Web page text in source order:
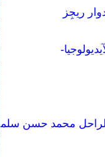
ريجِز
الراحل محمد حسن سلم